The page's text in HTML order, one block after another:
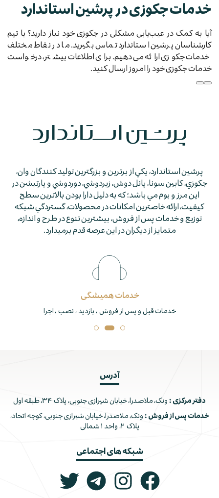
خدمات جکوزی در پرشین استاندارد
آیا به کمک در عیب‌یابی مشکلی در جکوزی خود نیاز دارید؟ با تیم
کارشناسان پرشین استاندارد تماس بگیرید. ما در نقاط مختلف
خدمات جکوزی ارائه می‌دهیم. برای اطلاعات بیشتر، درخواست
خدمات جکوزی خود را امروز ارسال کنید.
پرشين استاندارد، يكي از برترين و بزرگترين توليد كنندگان وان،
جكوزي، كابين سونا، پانل دوش، زيردوشي، دوردوشي و پارتيشن در
اين مرز و بوم مي باشد؛ كه به دليل دارا بودن بالاترين سطح
كيفيت، ارائه خاصترين امكانات در محصولات، گستردگي شبكه
توزيع و خدمات پس از فروش، بيشترين تنوع در طرح و اندازه،
متمايز از ديگران در اين عرصه قدم برمي­دارد.
خدمات همیشگی
خدمات قبل و پس از فروش ، بازدید ، نصب ، اجرا
آدرس
دفتر مرکزی : ونک، ملاصدرا، خیابان شیرازی جنوبی، پلاک ۳۴، طبقه اول
خدمات پس از فروش : ونک، ملاصدرا، خیابان شیرازی جنوبی، کوچه اتحاد،
پلاک ۲، واحد ۱ شمالی
شبکه های اجتماعی